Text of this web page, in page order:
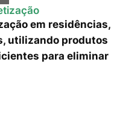
em residências,
utilizando produtos
para eliminar